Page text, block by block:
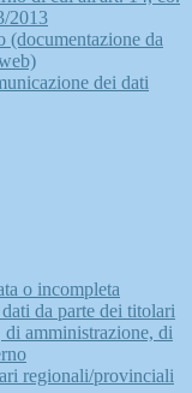
2013
(documentazione da
dei dati
o incompleta
da parte dei titolari
amministrazione, di
regionali/provinciali